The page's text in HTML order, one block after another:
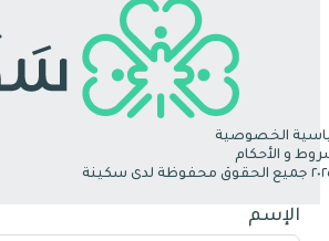
الخصوصية
و الأحكام
الإسم